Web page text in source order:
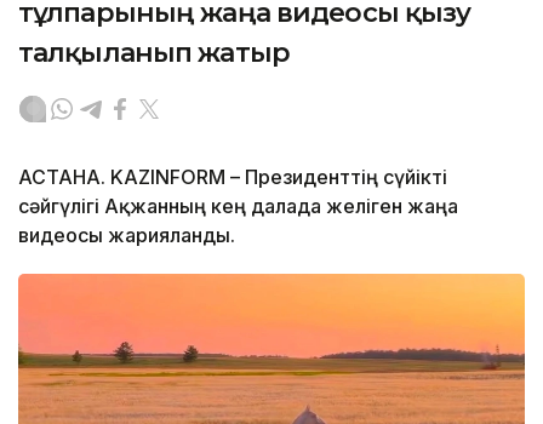
тұлпарының жаңа видеосы қызу
талқыланып жатыр
АСТАНА. KAZINFORM – Президенттің сүйікті
сәйгүлігі Ақжанның кең далада желіген жаңа
видеосы жарияланды.